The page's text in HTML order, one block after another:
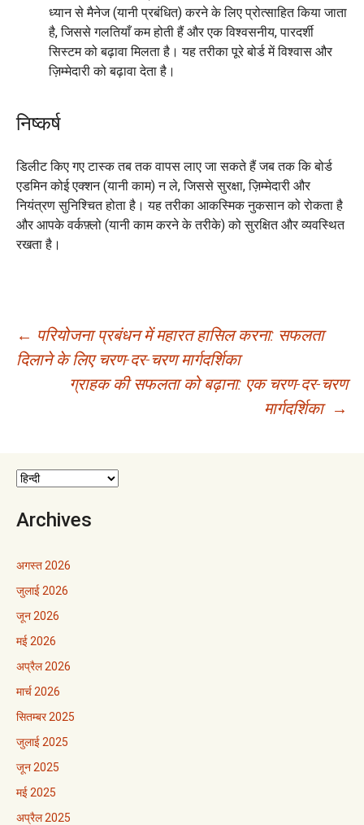
ध्यान से मैनेज (यानी प्रबंधित) करने के लिए प्रोत्साहित किया जाता
है, जिससे गलतियाँ कम होती हैं और एक विश्वसनीय, पारदर्शी
सिस्टम को बढ़ावा मिलता है। यह तरीका पूरे बोर्ड में विश्वास और
ज़िम्मेदारी को बढ़ावा देता है।
निष्कर्ष
डिलीट किए गए टास्क तब तक वापस लाए जा सकते हैं जब तक कि बोर्ड
एडमिन कोई एक्शन (यानी काम) न ले, जिससे सुरक्षा, ज़िम्मेदारी और
नियंत्रण सुनिश्चित होता है। यह तरीका आकस्मिक नुकसान को रोकता है
और आपके वर्कफ़्लो (यानी काम करने के तरीके) को सुरक्षित और व्यवस्थित
रखता है।
पोस्ट
नेविगेशन
← परियोजना प्रबंधन में महारत हासिल करना: सफलता
दिलाने के लिए चरण-दर-चरण मार्गदर्शिका
ग्राहक की सफलता को बढ़ाना: एक चरण-दर-चरण
मार्गदर्शिका →
Archives
अगस्त 2026
जुलाई 2026
जून 2026
मई 2026
अप्रैल 2026
मार्च 2026
सितम्बर 2025
जुलाई 2025
जून 2025
मई 2025
अप्रैल 2025